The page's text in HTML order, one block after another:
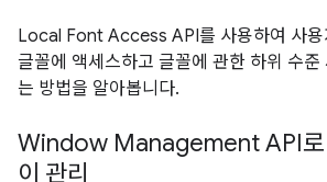
Local Font Access API를 사용하여 사용
글꼴에 액세스하고 글꼴에 관한 하위 수준
는 방법을 알아봅니다.
Window Management API로
이 관리